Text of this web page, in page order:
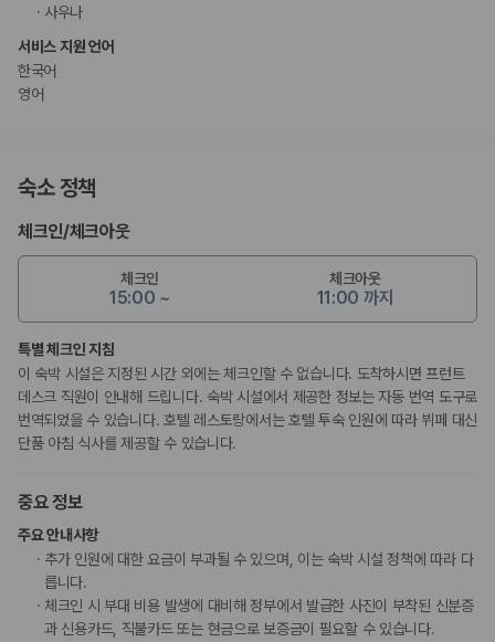
사우나
서비스 지원 언어
한국어
영어
숙소 정책
체크인/체크아웃
체크인
15:00 ~
체크아웃
11:00 까지
특별 체크인 지침
이 숙박 시설은 지정된 시간 외에는 체크인할 수 없습니다. 도착하시면 프런트
데스크 직원이 안내해 드립니다. 숙박 시설에서 제공한 정보는 자동 번역 도구로
번역되었을 수 있습니다. 호텔 레스토랑에서는 호텔 투숙 인원에 따라 뷔페 대신
단품 아침 식사를 제공할 수 있습니다.
중요 정보
주요 안내사항
추가 인원에 대한 요금이 부과될 수 있으며, 이는 숙박 시설 정책에 따라 다
릅니다.
체크인 시 부대 비용 발생에 대비해 정부에서 발급한 사진이 부착된 신분증
과 신용카드, 직불카드 또는 현금으로 보증금이 필요할 수 있습니다.